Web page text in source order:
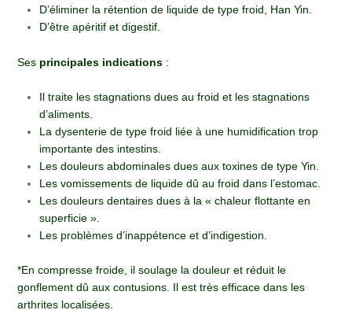
D’éliminer la rétention de liquide de type froid, Han Yin.
D’être apéritif et digestif.
Ses principales indications :
Il traite les stagnations dues au froid et les stagnations
d’aliments.
La dysenterie de type froid liée à une humidification trop
importante des intestins.
Les douleurs abdominales dues aux toxines de type Yin.
Les vomissements de liquide dû au froid dans l’estomac.
Les douleurs dentaires dues à la « chaleur flottante en
superficie ».
Les problèmes d’inappétence et d’indigestion.
*En compresse froide, il soulage la douleur et réduit le
gonflement dû aux contusions. Il est très efficace dans les
arthrites localisées.